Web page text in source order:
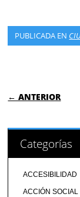
PUBLICADA EN
← ANTERIOR
Categorías
ACCESIBILIDAD
ACCIÓN SOCIAL